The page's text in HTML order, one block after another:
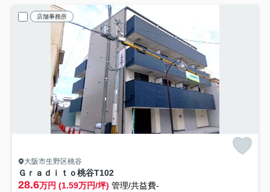
店舗事務所
大阪市生野区桃谷
Ｇｒａｄｉｔｏ桃谷T102
28.6万円 (1.59万円/坪) 管理/共益費-